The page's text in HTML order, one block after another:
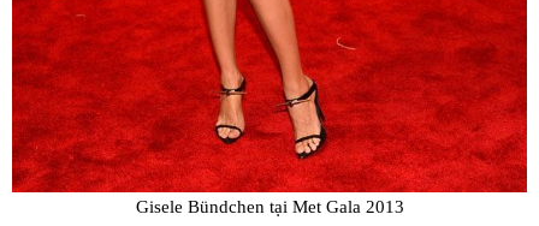
Gisele Bündchen tại Met Gala 2013